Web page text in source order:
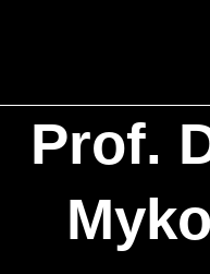
Prof.